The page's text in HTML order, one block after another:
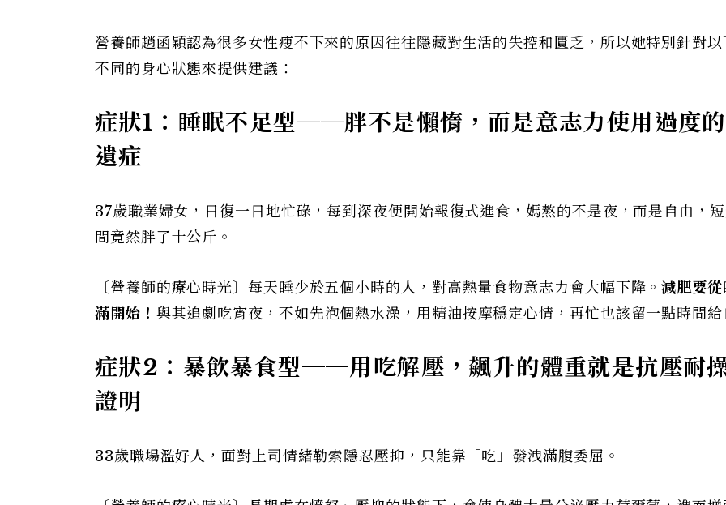
營養師趙函穎認為很多女性瘦不下來的原因往往隱藏對生活的失控和匱乏，所以她特別針對
不同的身心狀態來提供建議：
症狀1：睡眠不足型──胖不是懶惰，而是意志力使用過度
遺症
37歲職業婦女，日復一日地忙碌，每到深夜便開始報復式進食，媽熬的不是夜，而是自由，
間竟然胖了十公斤。
〔營養師的療心時光〕每天睡少於五個小時的人，對高熱量食物意志力會大幅下降。減肥要
滿開始！ 與其追劇吃宵夜，不如先泡個熱水澡，用精油按摩穩定心情，再忙也該留一點時間
症狀2：暴飲暴食型──用吃解壓，飆升的體重就是抗壓耐
證明
33歲職場濫好人，面對上司情緒勒索隱忍壓抑，只能靠「吃」發洩滿腹委屈。